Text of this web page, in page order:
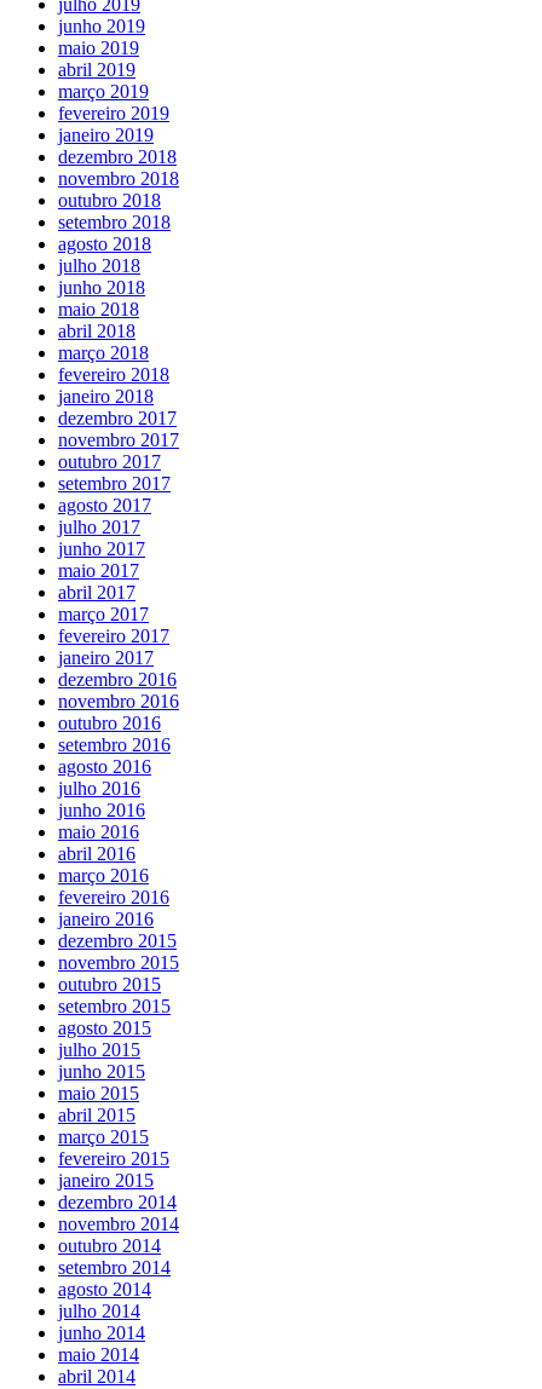
julho 2019
junho 2019
maio 2019
abril 2019
março 2019
fevereiro 2019
janeiro 2019
dezembro 2018
novembro 2018
outubro 2018
setembro 2018
agosto 2018
julho 2018
junho 2018
maio 2018
abril 2018
março 2018
fevereiro 2018
janeiro 2018
dezembro 2017
novembro 2017
outubro 2017
setembro 2017
agosto 2017
julho 2017
junho 2017
maio 2017
abril 2017
março 2017
fevereiro 2017
janeiro 2017
dezembro 2016
novembro 2016
outubro 2016
setembro 2016
agosto 2016
julho 2016
junho 2016
maio 2016
abril 2016
março 2016
fevereiro 2016
janeiro 2016
dezembro 2015
novembro 2015
outubro 2015
setembro 2015
agosto 2015
julho 2015
junho 2015
maio 2015
abril 2015
março 2015
fevereiro 2015
janeiro 2015
dezembro 2014
novembro 2014
outubro 2014
setembro 2014
agosto 2014
julho 2014
junho 2014
maio 2014
abril 2014